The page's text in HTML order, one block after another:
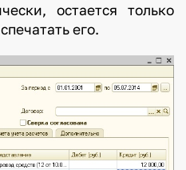
остается только
его.